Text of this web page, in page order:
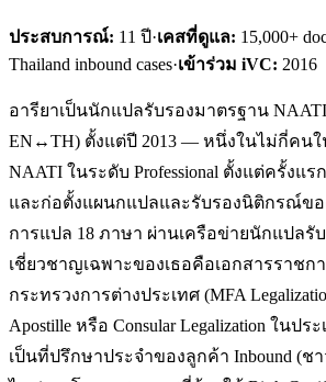
ประสบการณ์: 11 ปี·เคสที่ดูแล: 15,000+
Thailand inbound cases·เข้าร่วม iVC: 2016
อารียาเป็นนักแปลรับรองมาตรฐาน NAATI
EN↔TH) ตั้งแต่ปี 2013 — หนึ่งในไม่กี่คน
NAATI ในระดับ Professional ตั้งแต่ครั้งแร
และก่อตั้งแผนกแปลและรับรองนิติกรณ์ข
การแปล 18 ภาษา ผ่านเครือข่ายนักแปลรั
เชี่ยวชาญเฉพาะของเธอคือเอกสารราชก
กระทรวงการต่างประเทศ (MFA
Apostille หรือ Consular Legalization ในป
เป็นที่ปรึกษาประจำของลูกค้า Inbound (ช